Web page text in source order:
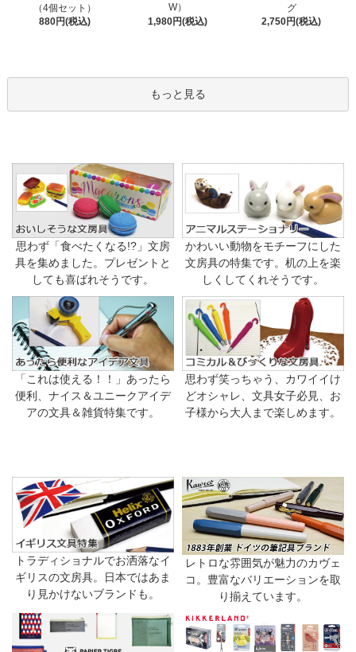
（4個セット）
880円(税込)
W）
1,980円(税込)
グ
2,750円(税込)
もっと見る
思わず「食べたくなる!?」文房
具を集めました。プレゼントと
しても喜ばれそうです。
かわいい動物をモチーフにした
文房具の特集です。机の上を楽
しくしてくれそうです。
「これは使える！！」あったら
便利、ナイス＆ユニークアイデ
アの文具＆雑貨特集です。
思わず笑っちゃう、カワイイけ
どオシャレ、文具女子必見、お
子様から大人まで楽しめます。
トラディショナルでお洒落なイ
ギリスの文房具。日本ではあま
り見かけないブランドも。
レトロな雰囲気が魅力のカヴェ
コ。豊富なバリエーションを取
り揃えています。